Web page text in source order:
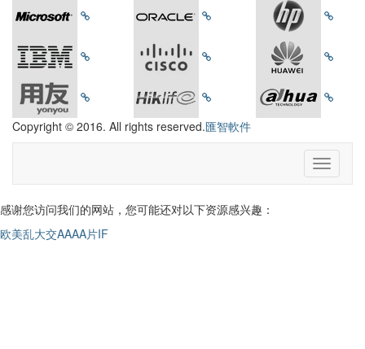
Copyright © 2016. All rights reserved.匯智軟件
感谢您访问我们的网站，您可能还对以下资源感兴趣：
欧美乱大交AAAA片IF